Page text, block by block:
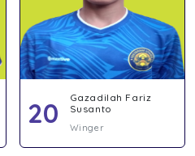
20
Gazadilah Fariz
Susanto
Winger